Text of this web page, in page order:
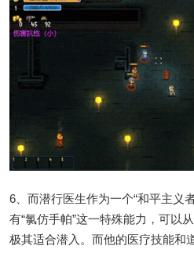
6、而潜行医生作为一个“和平主义
有“氯仿手帕”这一特殊能力，可以
极其适合潜入。而他的医疗技能和